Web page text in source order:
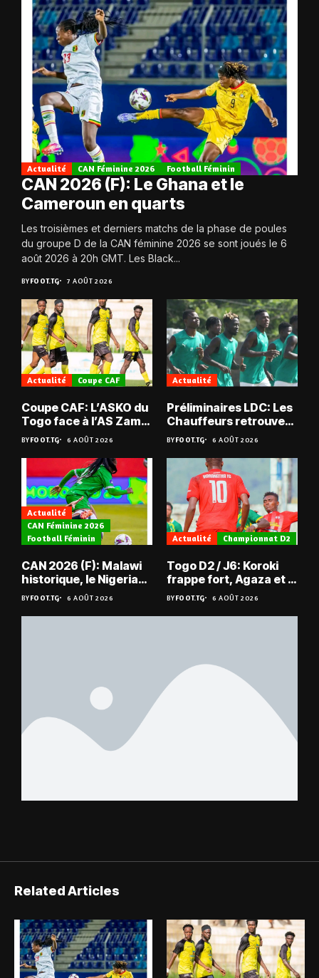
Actualité CAN Féminine 2026 Football Féminin
CAN 2026 (F): Le Ghana et le
Cameroun en quarts
Les troisièmes et derniers matchs de la phase de poules
du groupe D de la CAN féminine 2026 se sont joués le 6
août 2026 à 20h GMT. Les Black...
BYFOOT.TG 7 AOÛT 2026
Actualité Coupe CAF
Coupe CAF: L’ASKO du
Togo face à l’AS Zam
du Niger
BYFOOT.TG 6 AOÛT 2026
Actualité
Préliminaires LDC: Les
Chauffeurs retrouvent
les Mimos
BYFOOT.TG 6 AOÛT 2026
Actualité
CAN Féminine 2026
Football Féminin
CAN 2026 (F): Malawi
historique, le Nigeria
sauvé, la Zambie
éliminée
BYFOOT.TG 6 AOÛT 2026
Actualité Championnat D2
Togo D2 / J6: Koroki
frappe fort, Agaza et la
JCA assurent,
suspense avant Sara
FC – Doumbé FC
BYFOOT.TG 6 AOÛT 2026
Related Articles